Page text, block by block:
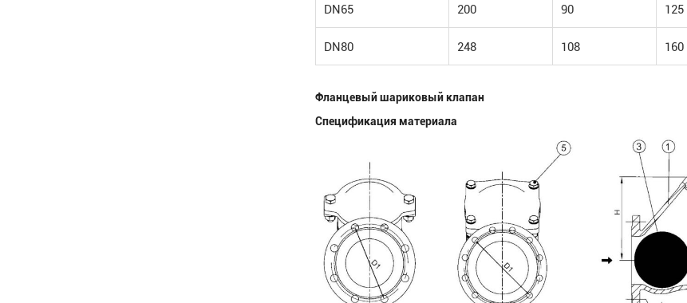
DN65 200 90 125
DN80 248 108 160
Фланцевый шариковый клапан
Спецификация материала